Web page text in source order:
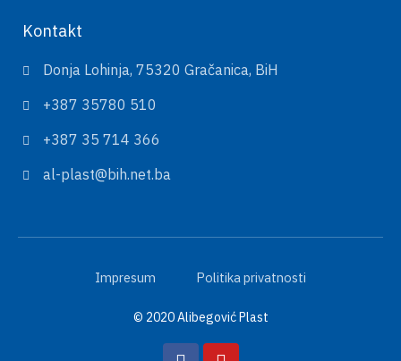
Kontakt
Donja Lohinja, 75320 Gračanica, BiH
+387 35780 510
+387 35 714 366
al-plast@bih.net.ba
Impresum Politika privatnosti
© 2020 Alibegović Plast